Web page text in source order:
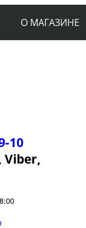
О МАГАЗИНЕ
10
Viber,